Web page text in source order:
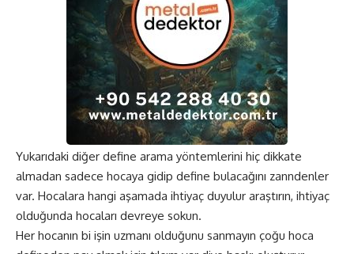
Yukarıdaki diğer define arama yöntemlerini hiç dikkate
almadan sadece hocaya gidip define bulacağını zanndenler
var. Hocalara hangi aşamada ihtiyaç duyulur araştırın, ihtiyaç
olduğunda hocaları devreye sokun.
Her hocanın bi işin uzmanı olduğunu sanmayın çoğu hoca